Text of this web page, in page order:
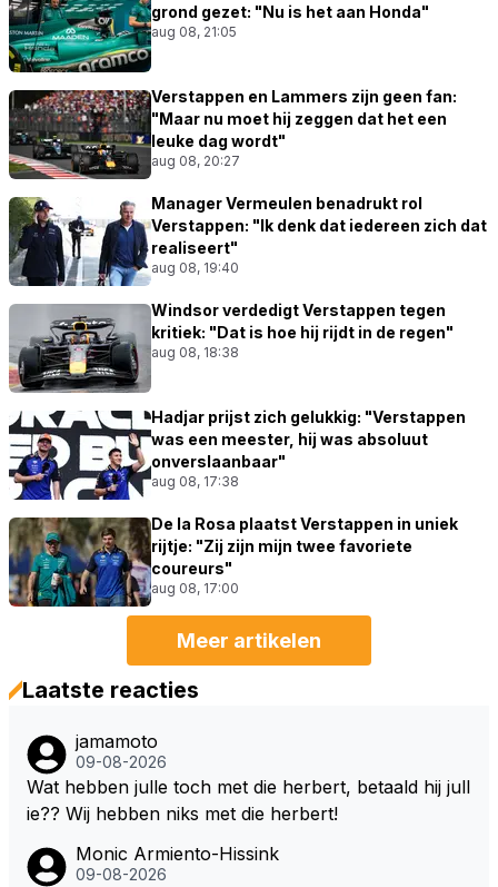
grond gezet: "Nu is het aan Honda"
aug 08, 21:05
Verstappen en Lammers zijn geen fan:
"Maar nu moet hij zeggen dat het een
leuke dag wordt"
aug 08, 20:27
Manager Vermeulen benadrukt rol
Verstappen: "Ik denk dat iedereen zich dat
realiseert"
aug 08, 19:40
Windsor verdedigt Verstappen tegen
kritiek: "Dat is hoe hij rijdt in de regen"
aug 08, 18:38
Hadjar prijst zich gelukkig: "Verstappen
was een meester, hij was absoluut
onverslaanbaar"
aug 08, 17:38
De la Rosa plaatst Verstappen in uniek
rijtje: "Zij zijn mijn twee favoriete
coureurs"
aug 08, 17:00
Meer artikelen
Laatste reacties
jamamoto
09-08-2026
Wat hebben julle toch met die herbert, betaald hij jull
ie?? Wij hebben niks met die herbert!
Monic Armiento-Hissink
09-08-2026